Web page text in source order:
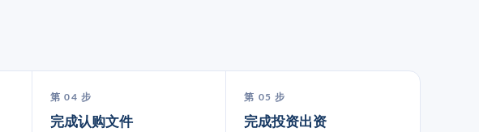
第 04 步
完成认购文件
第 05 步
完成投资出资